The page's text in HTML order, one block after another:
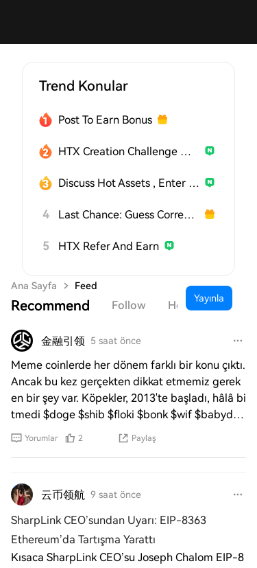
Yayınla
Ana Sayfa Feed
Recommend Follow Hot News
金融引领 5 saat önce
Meme coinlerde her dönem farklı bir konu çıktı.
Ancak bu kez gerçekten dikkat etmemiz gerek
en bir şey var. Köpekler, 2013'te başladı, hâlâ bi
tmedi $doge $shib $floki $bonk $wif $babydog
e $myro Kurbağa
Yorumlar 2 Paylaş
云币领航 9 saat önce
SharpLink CEO’sundan Uyarı: EIP-8363
Ethereum’da Tartışma Yarattı
Kısaca SharpLink CEO’su Joseph Chalom EIP-8
Trend Konular
Post To Earn Bonus
HTX Creation Challenge — Post and Win 1,500U
Discuss Hot Assets , Enter the Lucky Draw
4 Last Chance: Guess Correctly Today and Win More
5 HTX Refer And Earn